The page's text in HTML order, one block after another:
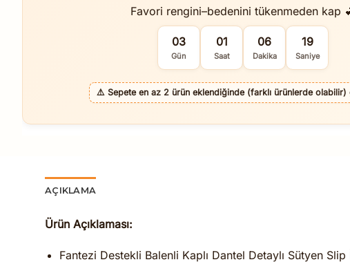
Favori rengini–bedenini tükenmeden kap
03
Gün
01
Saat
06
Dakika
18
Saniye
⚠️ Sepete en az 2 ürün eklendiğinde (farklı ürünlerde olabilir)
AÇIKLAMA
Ürün Açıklaması:
Fantezi Destekli Balenli Kaplı Dantel Detaylı Sütyen Slip